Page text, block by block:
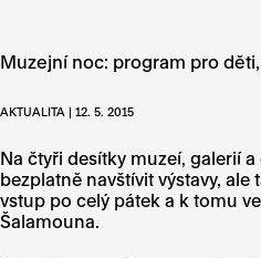
Muzejní noc: program pro
AKTUALITA | 12. 5. 2015
Na čtyři desítky muzeí, galerií
bezplatně navštívit výstavy,
vstup po celý pátek a k tomu
Šalamouna.